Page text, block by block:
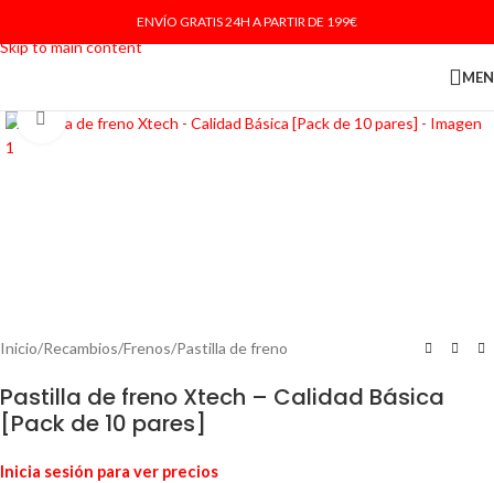
Skip to main content
ENVÍO GRATIS 24H A PARTIR DE 199€
Haga Click para agrandar
Inicio/Recambios/Frenos/Pastilla de freno
Pastilla de freno Xtech – Calidad Básica
[Pack de 10 pares]
Inicia sesión para ver precios